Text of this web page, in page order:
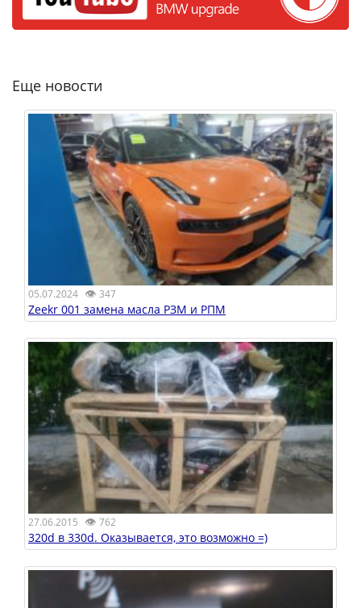
Еще новости
05.07.2024 👁 347
Zeekr 001 замена масла РЗМ и РПМ
27.06.2015 👁 762
320d в 330d. Оказывается, это возможно =)